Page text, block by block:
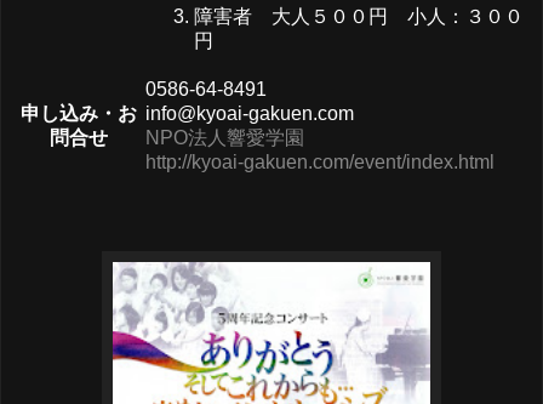
障害者 大人５００円 小人：３００
円
申し込み・お
問合せ
0586-64-8491
info@kyoai-gakuen.com
NPO法人響愛学園
http://kyoai-gakuen.com/event/index.html